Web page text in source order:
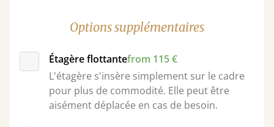
Options supplémentaires
Étagère flottantefrom 115 €
L'étagère s'insère simplement sur le cadre
pour plus de commodité. Elle peut être
aisément déplacée en cas de besoin.